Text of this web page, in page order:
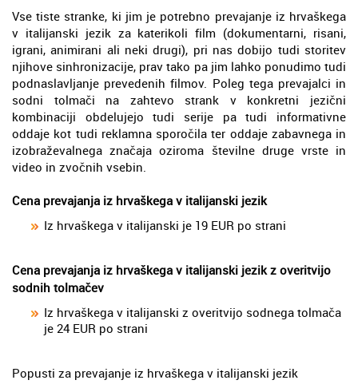
Vse tiste stranke, ki jim je potrebno prevajanje iz hrvaškega
v italijanski jezik za katerikoli film (dokumentarni, risani,
igrani, animirani ali neki drugi), pri nas dobijo tudi storitev
njihove sinhronizacije, prav tako pa jim lahko ponudimo tudi
podnaslavljanje prevedenih filmov. Poleg tega prevajalci in
sodni tolmači na zahtevo strank v konkretni jezični
kombinaciji obdelujejo tudi serije pa tudi informativne
oddaje kot tudi reklamna sporočila ter oddaje zabavnega in
izobraževalnega značaja oziroma številne druge vrste in
video in zvočnih vsebin.
Cena prevajanja iz hrvaškega v italijanski jezik
Iz hrvaškega v italijanski je 19 EUR po strani
Cena prevajanja iz hrvaškega v italijanski jezik z overitvijo
sodnih tolmačev
Iz hrvaškega v italijanski z overitvijo sodnega tolmača
je 24 EUR po strani
Popusti za prevajanje iz hrvaškega v italijanski jezik